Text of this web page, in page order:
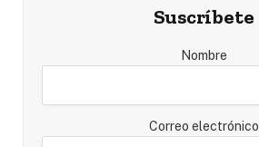
Suscríbete
Nombre
Correo electrónico